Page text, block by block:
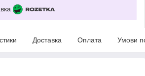
Доставка Оплата Умови